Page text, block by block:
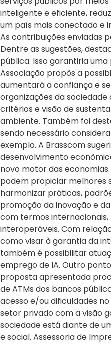
inteligente e eficiente,
um país mais conectado e
As contribuições enviadas
Dentre as sugestões,
pública. Isso garantiria
Associação propôs a
aumentará a confiança e
organizações da
critérios e visão de
ambiente. Também foi
sendo necessário
exemplo. A Brasscom
desenvolvimento
novo motor das
podem propiciar melhores
harmonizar práticas,
promoção da inovação e
com termos
interoperáveis. Com
como visar à garantia da
também é possibilitar
emprego de IA. Outro
proposta apresentada
de ATMs dos bancos
acesso e/ou dificuldades
setor privado com a visão
sociedade está diante de
e social. Assessoria de